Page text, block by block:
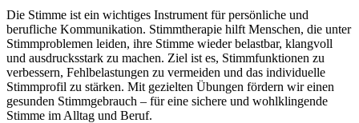
Die Stimme ist ein wichtiges Instrument für persönliche und
berufliche Kommunikation. Stimmtherapie hilft Menschen, die unter
Stimmproblemen leiden, ihre Stimme wieder belastbar, klangvoll
und ausdrucksstark zu machen. Ziel ist es, Stimmfunktionen zu
verbessern, Fehlbelastungen zu vermeiden und das individuelle
Stimmprofil zu stärken. Mit gezielten Übungen fördern wir einen
gesunden Stimmgebrauch – für eine sichere und wohlklingende
Stimme im Alltag und Beruf.